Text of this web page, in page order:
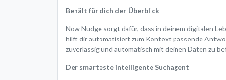
Behält für dich den Überblick
Now Nudge sorgt dafür, dass in deinem digitalen
hilft dir automatisiert zum Kontext passende
zuverlässig und automatisch mit deinen Daten zu
Der smarteste intelligente Suchagent